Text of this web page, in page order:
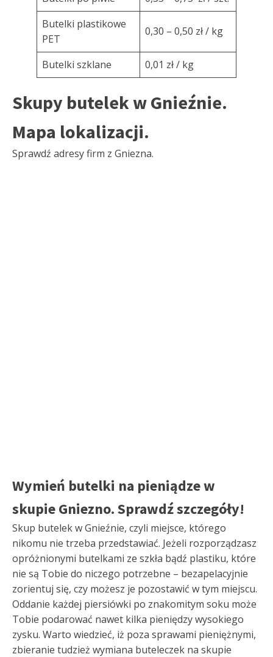
Butelki plastikowe
PET
0,30 – 0,50 zł / kg
Butelki szklane 0,01 zł / kg
Skupy butelek w Gnieźnie.
Mapa lokalizacji.
Sprawdź adresy firm z Gniezna.
Wymień butelki na pieniądze w
skupie Gniezno. Sprawdź szczegóły!
Skup butelek w Gnieźnie, czyli miejsce, którego
nikomu nie trzeba przedstawiać. Jeżeli rozporządzasz
opróżnionymi butelkami ze szkła bądź plastiku, które
nie są Tobie do niczego potrzebne – bezapelacyjnie
zorientuj się, czy możesz je pozostawić w tym miejscu.
Oddanie każdej piersiówki po znakomitym soku może
Tobie podarować nawet kilka pieniędzy wysokiego
zysku. Warto wiedzieć, iż poza sprawami pieniężnymi,
zbieranie tudzież wymiana buteleczek na skupie